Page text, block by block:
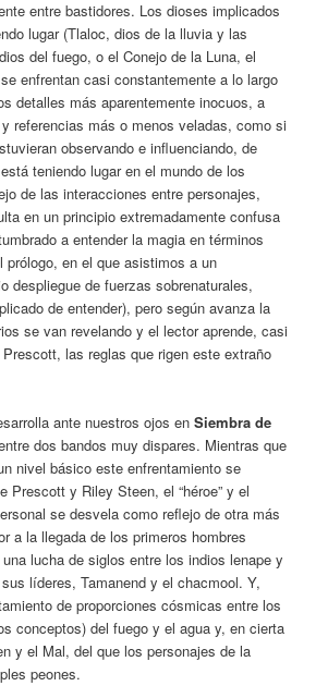
entre bastidores. Los dioses implicados
lugar (Tlaloc, dios de la lluvia y las
del fuego, o el Conejo de la Luna, el
enfrentan casi constantemente a lo largo
detalles más aparentemente inocuos, a
referencias más o menos veladas, como si
observando e influenciando, de
teniendo lugar en el mundo de los
de las interacciones entre personajes,
en un principio extremadamente confusa
a entender la magia en términos
prólogo, en el que asistimos a un
despliegue de fuerzas sobrenaturales,
de entender), pero según avanza la
se van revelando y el lector aprende, casi
las reglas que rigen este extraño
ante nuestros ojos enSiembra de
dos bandos muy dispares. Mientras que
nivel básico este enfrentamiento se
Prescott y Riley Steen, el “héroe” y el
se desvela como reflejo de otra más
a la llegada de los primeros hombres
lucha de siglos entre los indios lenape y
líderes, Tamanend y el chacmool. Y,
de proporciones cósmicas entre los
conceptos) del fuego y el agua y, en cierta
y el Mal, del que los personajes de la
peones.